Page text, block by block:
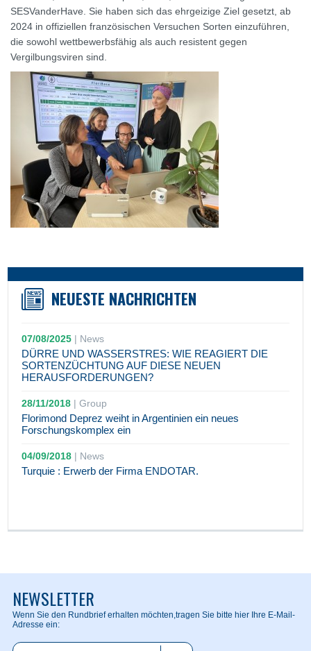
SESVanderHave. Sie haben sich das ehrgeizige Ziel gesetzt, ab
2024 in offiziellen französischen Versuchen Sorten einzuführen,
die sowohl wettbewerbsfähig als auch resistent gegen
Vergilbungsviren sind.
NEUESTE NACHRICHTEN
07/08/2025 | News
DÜRRE UND WASSERSTRES: WIE REAGIERT DIE
SORTENZÜCHTUNG AUF DIESE NEUEN
HERAUSFORDERUNGEN?
28/11/2018 |Group
Florimond Deprez weiht in Argentinien ein neues
Forschungskomplex ein
04/09/2018 | News
Turquie : Erwerb der Firma ENDOTAR.
NEWSLETTER
Wenn Sie den Rundbrief erhalten möchten,tragen Sie bitte hier Ihre E-Mail-
Adresse ein: